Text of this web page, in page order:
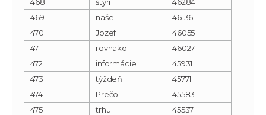
469
naše
46136
470
Jozef
46055
471
rovnako
46027
472
informácie
45931
473
týždeň
45771
474
Prečo
45583
475
trhu
45537